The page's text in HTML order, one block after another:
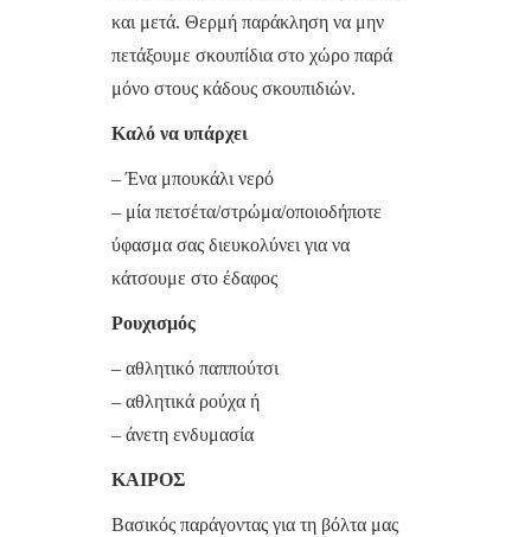
και μετά. Θερμή παράκληση να μην
πετάξουμε σκουπίδια στο χώρο παρά
μόνο στους κάδους σκουπιδιών.
Καλό να υπάρχει
– Ένα μπουκάλι νερό
– μία πετσέτα/στρώμα/οποιοδήποτε
ύφασμα σας διευκολύνει για να
κάτσουμε στο έδαφος
Ρουχισμός
– αθλητικό παππούτσι
– αθλητικά ρούχα ή
– άνετη ενδυμασία
ΚΑΙΡΟΣ
Βασικός παράγοντας για τη βόλτα μας